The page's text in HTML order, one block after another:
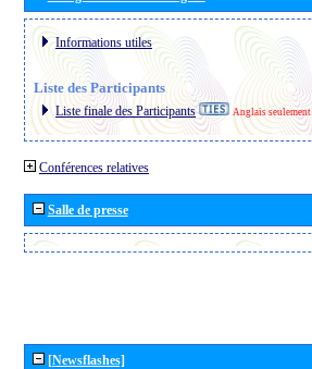
Informations utiles
Liste des Participants
Liste finale des Participants Anglais seulement
Conférences relatives
Salle de presse
[Newsflashes]